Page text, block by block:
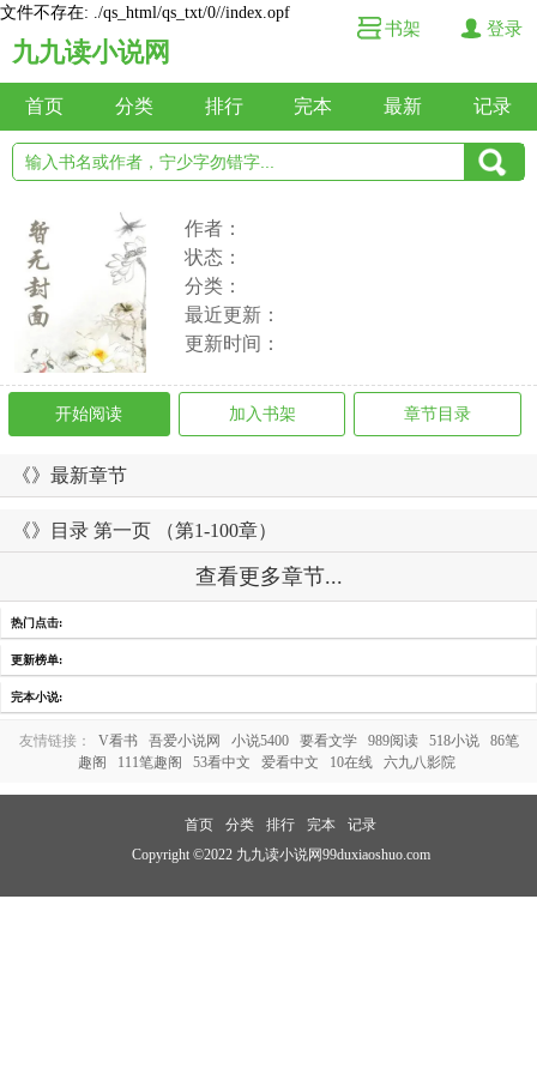
文件不存在: ./qs_html/qs_txt/0//index.opf
九九读小说网
书架 登录
首页 分类 排行 完本 最新 记录
作者：
状态：
分类：
最近更新：
更新时间：
开始阅读 加入书架 章节目录
《》最新章节
《》目录 第一页 （第1-100章）
查看更多章节...
热门点击:
更新榜单:
完本小说:
友情链接： V看书 吾爱小说网 小说5400 要看文学 989阅读 518小说
86笔
趣阁
111笔趣阁 53看中文 爱看中文 10在线 六九八影院
首页 分类 排行 完本
记录
Copyright ©2022 九九读小说网99duxiaoshuo.com